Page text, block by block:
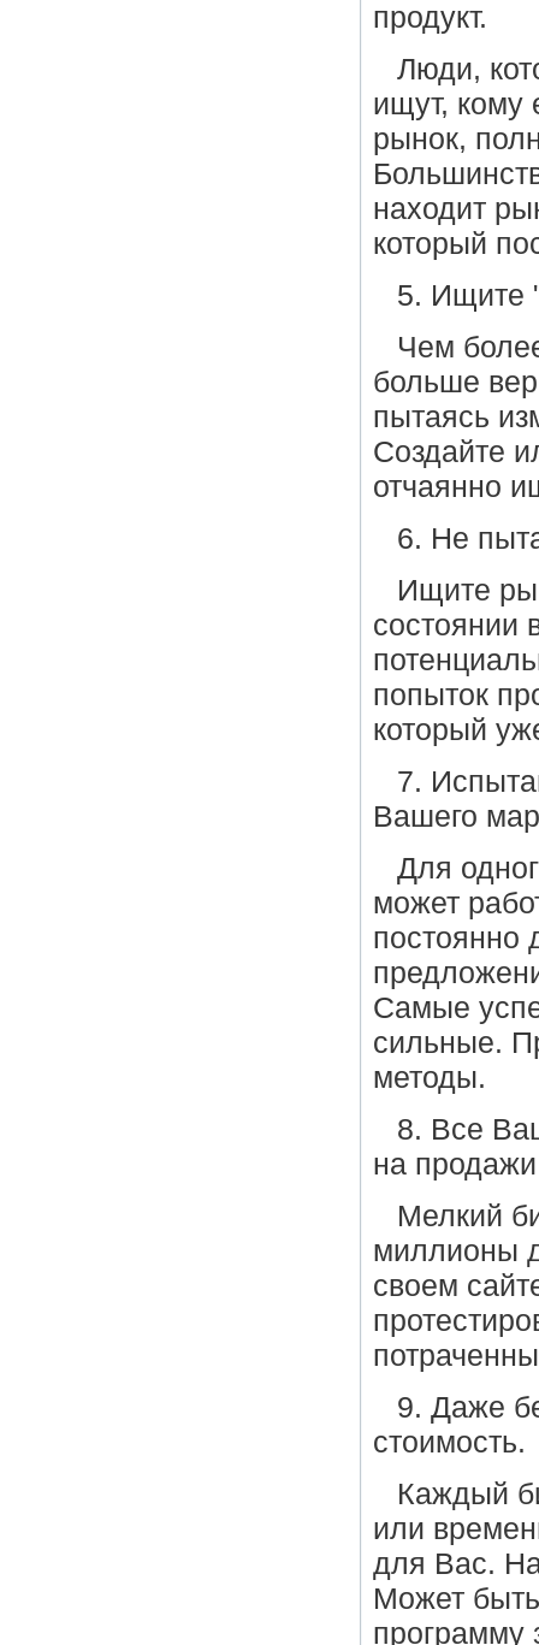
продукт.
Люди,
ищут, кому
рынок,
находит
который
5. Ищите
Чем
больше
пытаясь
Создайте
отчаянно
6. Не
Ищите
состоянии
попыток
который
7.
Вашего
Для
может
постоянно
Самые
сильные.
методы.
8. Все
на
Мелкий
миллионы
своем
9. Даже
стоимость.
Каждый
или
для Вас.
Может
программу